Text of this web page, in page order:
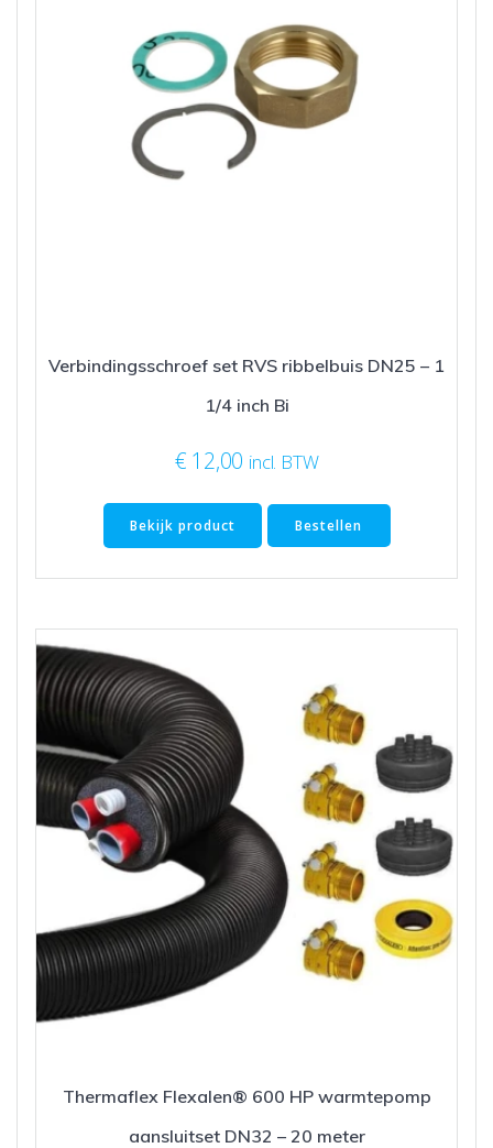
Verbindingsschroef set RVS ribbelbuis DN25 – 1
1/4 inch Bi
€ 12,00 incl. BTW
Bekijk product Bestellen
Thermaflex Flexalen® 600 HP warmtepomp
aansluitset DN32 – 20 meter